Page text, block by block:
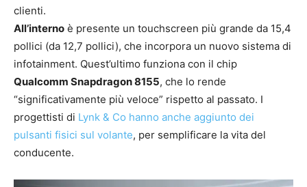
clienti.
All’interno è presente un touchscreen più grande da 15,4
pollici (da 12,7 pollici), che incorpora un nuovo sistema di
infotainment. Quest’ultimo funziona con il chip
Qualcomm Snapdragon 8155, che lo rende
“significativamente più veloce” rispetto al passato. I
progettisti di Lynk & Co hanno anche aggiunto dei
pulsanti fisici sul volante, per semplificare la vita del
conducente.